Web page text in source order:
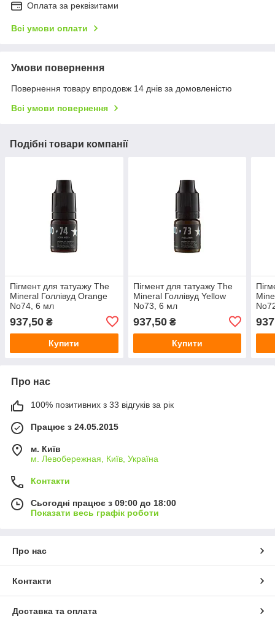
Оплата за реквізитами
Всі умови оплати
Умови повернення
Повернення товару впродовж 14 днів за домовленістю
Всі умови повернення
Подібні товари компанії
Пігмент для татуажу The
Mineral Голлівуд Orange
No74, 6 мл
937,50 ₴
Купити
Пігмент для татуажу The
Mineral Голлівуд Yellow
No73, 6 мл
937,50₴
Купити
Про нас
100% позитивних з 33 відгуків за рік
Працює з 24.05.2015
м. Київ
м. Левобережная, Київ, Україна
Контакти
Сьогодні працює з 09:00 до 18:00
Показати весь графік роботи
Про нас
Контакти
Доставка та оплата